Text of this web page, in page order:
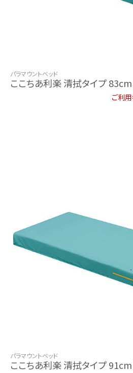
パラマウントベッド
ここちあ利楽 清拭タイプ
ご利
パラマウントベッド
ここちあ利楽 清拭タイプ